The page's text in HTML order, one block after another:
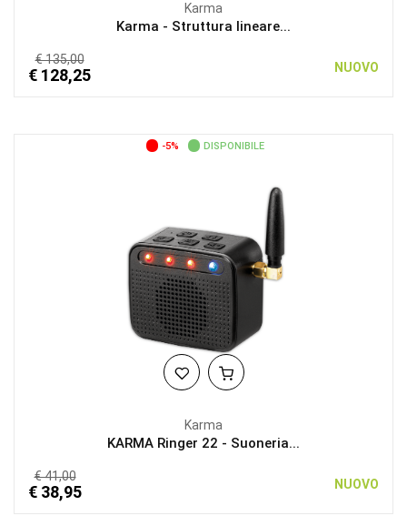
Karma
Karma - Struttura lineare...
€ 135,00
€ 128,25 NUOVO
-5% DISPONIBILE
Karma
KARMA Ringer 22 - Suoneria...
€ 41,00
€ 38,95 NUOVO